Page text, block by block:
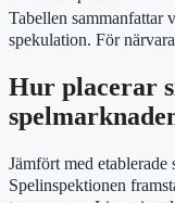
Tabellen sammanfattar
spekulation. För
Hur placerar
Jämfört med
Spelinspektionen